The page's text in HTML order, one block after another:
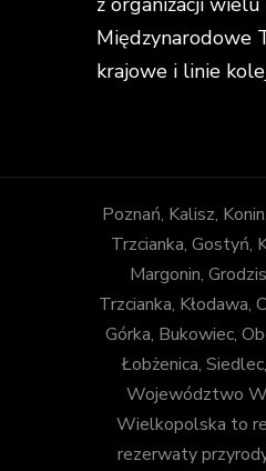
Międzynarodowe
krajowe i linie
Poznań, Kalisz,
Trzcianka, Gostyń,
Margonin,
Trzcianka, Kłodawa,
Górka, Bukowiec,
Łobżenica,
Województwo
Wielkopolska to
rezerwaty